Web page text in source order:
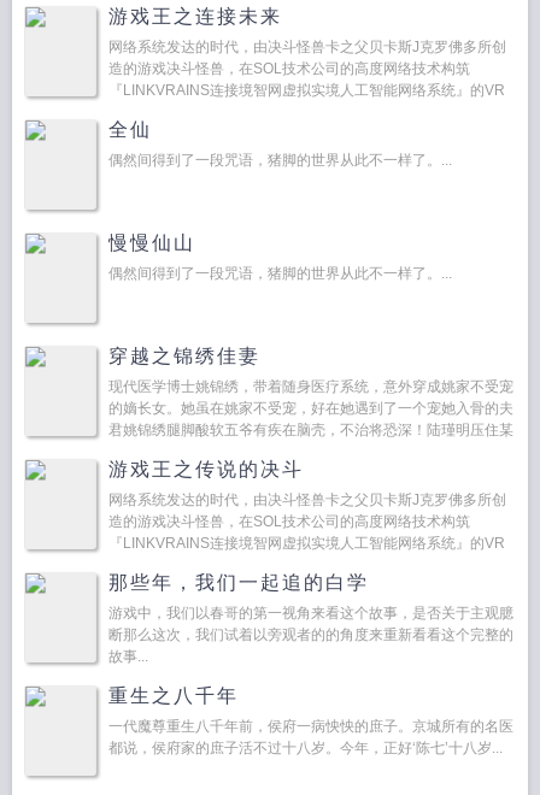
游戏王之连接未来
网络系统发达的时代，由决斗怪兽卡之父贝卡斯J克罗佛多所创
造的游戏决斗怪兽，在SOL技术公司的高度网络技术构筑
『LINKVRAINS连接境智网虚拟实境人工智能网络系统』的VR
全仙
偶然间得到了一段咒语，猪脚的世界从此不一样了。...
慢慢仙山
偶然间得到了一段咒语，猪脚的世界从此不一样了。...
穿越之锦绣佳妻
现代医学博士姚锦绣，带着随身医疗系统，意外穿成姚家不受宠
的嫡长女。她虽在姚家不受宠，好在她遇到了一个宠她入骨的夫
君姚锦绣腿脚酸软五爷有疾在脑壳，不治将恐深！陆瑾明压住某
游戏王之传说的决斗
网络系统发达的时代，由决斗怪兽卡之父贝卡斯J克罗佛多所创
造的游戏决斗怪兽，在SOL技术公司的高度网络技术构筑
『LINKVRAINS连接境智网虚拟实境人工智能网络系统』的VR
那些年，我们一起追的白学
游戏中，我们以春哥的第一视角来看这个故事，是否关于主观臆
断那么这次，我们试着以旁观者的的角度来重新看看这个完整的
故事...
重生之八千年
一代魔尊重生八千年前，侯府一病怏怏的庶子。京城所有的名医
都说，侯府家的庶子活不过十八岁。今年，正好‘陈七’十八岁...